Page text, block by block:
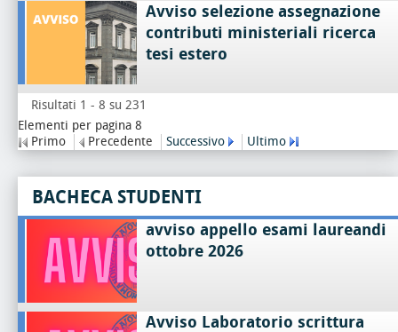
Avviso selezione assegnazione
contributi ministeriali ricerca
tesi estero
Risultati 1 - 8 su 231
Elementi per pagina 8
Primo
Precedente Successivo Ultimo
BACHECA STUDENTI
avviso appello esami laureandi
ottobre 2026
Avviso Laboratorio scrittura